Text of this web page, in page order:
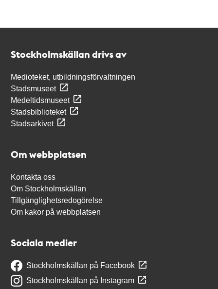
Stockholmskällan drivs av
Medioteket, utbildningsförvaltningen
Stadsmuseet
Medeltidsmuseet
Stadsbiblioteket
Stadsarkivet
Om webbplatsen
Kontakta oss
Om Stockholmskällan
Tillgänglighetsredogörelse
Om kakor på webbplatsen
Sociala medier
Stockholmskällan på Facebook
Stockholmskällan på Instagram